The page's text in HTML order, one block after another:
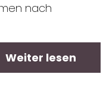
nach
Weiter lesen